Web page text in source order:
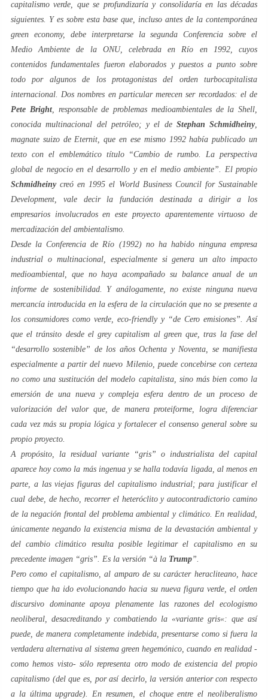
capitalismoverde , que se profundizaría y consolidaría en las décadas
siguientes. Y es sobre esta base que, incluso antes de la contemporánea
green economy, debe interpretarse la segunda Conferencia sobre el
Medio Ambiente de la ONU, celebrada en Río en 1992, cuyos
contenidos fundamentales fueron elaborados y puestos a punto sobre
todo por algunos de los protagonistas del orden turbocapitalista
internacional. Dos nombres en particular merecen ser recordados: el de
Pete Bright, responsable de problemas medioambientales de la Shell,
conocida multinacional del petróleo; y el de Stephan Schmidheiny,
magnate suizo de Eternit, que en ese mismo 1992 había publicado un
texto con el emblemático título “Cambio de rumbo. La perspectiva
global de negocio en el desarrollo y en el medio ambiente”. El propio
Schmidheinycreó en 1995 el World Business Council for Sustainable
Development , vale decir la fundación destinada a dirigir a los
empresarios involucrados en este proyecto aparentemente virtuoso de
mercadización del ambientalismo.
Desde la Conferencia de Río (1992) no ha habido ninguna empresa
industrial o multinacional, especialmente si genera un alto impacto
medioambiental, que no haya acompañado su balance anual de un
informe de sostenibilidad. Y análogamente, no existe ninguna nueva
mercancía introducida en la esfera de la circulación que no se presente a
los consumidores como verde eco-friendlyy “de Cero emisiones”. Así
que el tránsito desde elgrey capitalism al greenque, tras la fase del
“desarrollo sostenible” de los añosOchenta y Noventa , se manifiesta
especialmente a partir delnuevo Milenio, puede concebirse con certeza
no como una sustitución del modelo capitalista, sino más bien como la
emersión de una nueva y compleja esfera dentro de un proceso de
valorización del valorque, de manera proteiforme, logra diferenciar
cada vez más su propia lógica y fortalecer el consenso general sobre su
propio proyecto.
A propósito, la residual variante “gris” o industrialista del capital
aparece hoy como la más ingenua y se halla todavía ligada, al menos en
parte, a las viejas figuras del capitalismo industrial; para justificar el
cual debe, de hecho, recorrer el heteróclito y autocontradictorio camino
de la negación frontal del problema ambiental y climático. En realidad,
únicamente negando la existencia misma de la devastación ambiental y
del cambio climático resulta posible legitimar el capitalismo en su
precedente imagen “gris”. Es la versión “à la Trump”.
Pero como el capitalismo, al amparo de su carácter heracliteano, hace
tiempo que ha ido evolucionando hacia su nueva figura verde, el orden
discursivo dominante apoya plenamente las razones del ecologismo
neoliberal, desacreditando y combatiendo la «variante gris«: que así
puede, de manera completamente indebida, presentarse como si fuera la
verdadera alternativa al sistema greenhegemónico, cuando en realidad -
como hemos visto- sólo representa otro modo de existencia del propio
capitalismo (del que es, por así decirlo, la versión anterior con respecto
a la últimaupgrade). En resumen, el choque entre el neoliberalismo